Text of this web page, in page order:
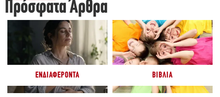
Πρόσφατα Άρθρα
ΕΝΔΙΑΦΈΡΟΝΤΑ ΒΙΒΛΊΑ